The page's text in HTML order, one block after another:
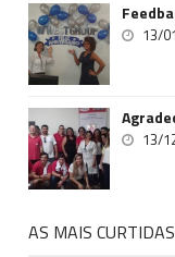
13/
13/
AS MAIS CURTIDAS